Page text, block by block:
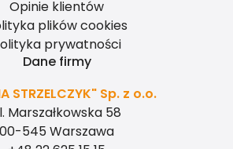
Opinie klientów
plików cookies
prywatności
Dane firmy
STRZELCZYK" Sp. z o.o.
Marszałkowska 58
00-545 Warszawa